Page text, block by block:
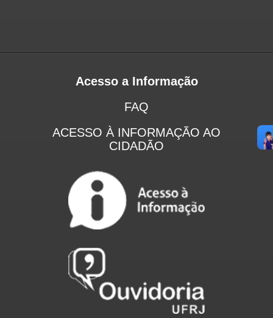
Acesso a Informação
FAQ
ACESSO À INFORMAÇÃO AO
CIDADÃO